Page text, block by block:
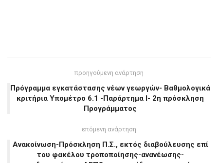
προηγούμενη ανάρτηση
Πρόγραμμα εγκατάστασης νέων γεωργών- Βαθμολογικά
κριτήρια Υπομέτρο 6.1 -Παράρτημα Ι- 2η πρόσκληση
Προγράμματος
επόμενη ανάρτηση
Ανακοίνωση-Πρόσκληση Π.Σ., εκτός διαβούλευσης επί
του φακέλου τροποποίησης-ανανέωσης-